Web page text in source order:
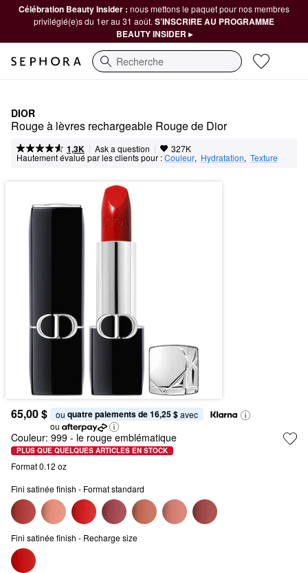
Célébration Beauty Insider : nous mettons le paquet pour nos membres
privilégié(e)s du 1er au 31 août. S’INSCRIRE AU PROGRAMME
BEAUTY INSIDER ▸
Recherche
DIOR
Rouge à lèvres rechargeable Rouge de Dior
1,3K | Ask a question | 327K
Hautement évalué par les clients pour :Couleur, Hydratation, Texture
65,00 $ ou quatre paiements de 16,25 $ avec
ou
Couleur: 999 - le rouge emblématique
PLUS QUE QUELQUES ARTICLES EN STOCK
Format 0.12 oz
Fini satinée finish - Format standard
Fini satinée finish - Recharge size